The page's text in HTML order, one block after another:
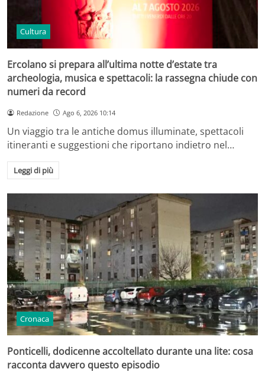
Cultura
Ercolano si prepara all’ultima notte d’estate tra
archeologia, musica e spettacoli: la rassegna chiude con
numeri da record
Redazione Ago 6, 2026 10:14
Un viaggio tra le antiche domus illuminate, spettacoli
itineranti e suggestioni che riportano indietro nel…
Leggi di più
Cronaca
Ponticelli, dodicenne accoltellato durante una lite: cosa
racconta davvero questo episodio